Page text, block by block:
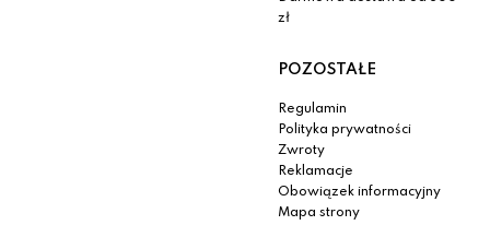
zł
POZOSTAŁE
Regulamin
Polityka prywatności
Zwroty
Reklamacje
Obowiązek informacyjny
Mapa strony